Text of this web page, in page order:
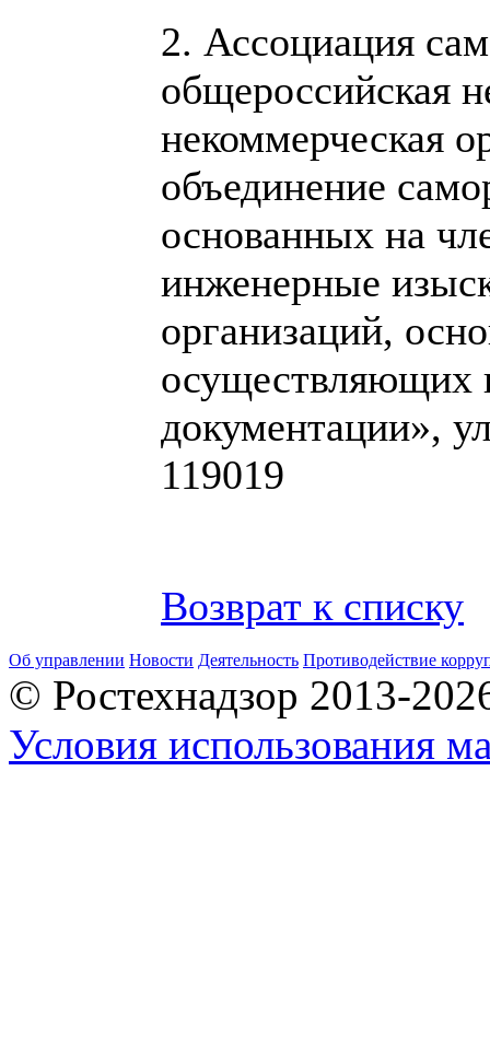
2. Ассоциация
общероссийская
некоммерческая
объединение
основанных на
инженерные
организаций,
осуществляющих
документации»,
119019
Возврат к списку
Об управлении Новости Деятельность Противодействие
© Ростехнадзор 2013-
Условия использования